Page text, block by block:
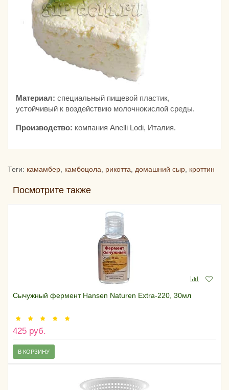
Материал: специальный пищевой пластик,
устойчивый к воздействию молочнокислой среды.
Производство: компания Anelli Lodi, Италия.
Теги: камамбер камбоцола рикотта домашний сыр кроттин
Посмотрите также
Сычужный фермент Hansen Naturen Extra-220, 30мл
425 руб.
В КОРЗИНУ